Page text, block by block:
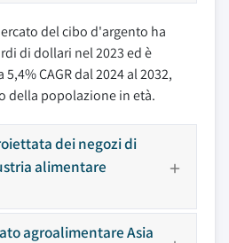
del cibo d'argento ha
di dollari nel 2023 ed è
CAGR dal 2024 al 2032,
della popolazione in età.
dei negozi di
alimentare
agroalimentare Asia